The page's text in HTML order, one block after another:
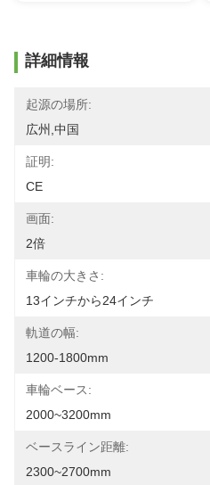
詳細情報
起源の場所:
広州,中国
証明:
CE
画面:
2倍
車輪の大きさ:
13インチから24インチ
軌道の幅:
1200-1800mm
車輪ベース:
2000~3200mm
ベースライン距離:
2300~2700mm